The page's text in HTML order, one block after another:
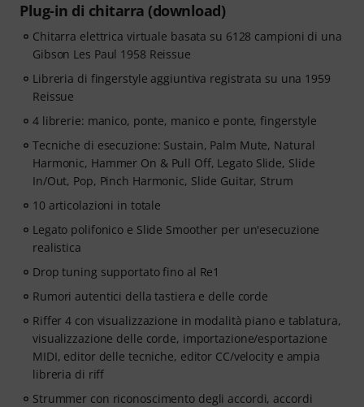
Plug-in di chitarra (download)
Chitarra elettrica virtuale basata su 6128 campioni di una
Gibson Les Paul 1958 Reissue
Libreria di fingerstyle aggiuntiva registrata su una 1959
Reissue
4 librerie: manico, ponte, manico e ponte, fingerstyle
Tecniche di esecuzione: Sustain, Palm Mute, Natural
Harmonic, Hammer On & Pull Off, Legato Slide, Slide
In/Out, Pop, Pinch Harmonic, Slide Guitar, Strum
10 articolazioni in totale
Legato polifonico e Slide Smoother per un'esecuzione
realistica
Drop tuning supportato fino al Re1
Rumori autentici della tastiera e delle corde
Riffer 4 con visualizzazione in modalità piano e tablatura,
visualizzazione delle corde, importazione/esportazione
MIDI, editor delle tecniche, editor CC/velocity e ampia
libreria di riff
Strummer con riconoscimento degli accordi, accordi